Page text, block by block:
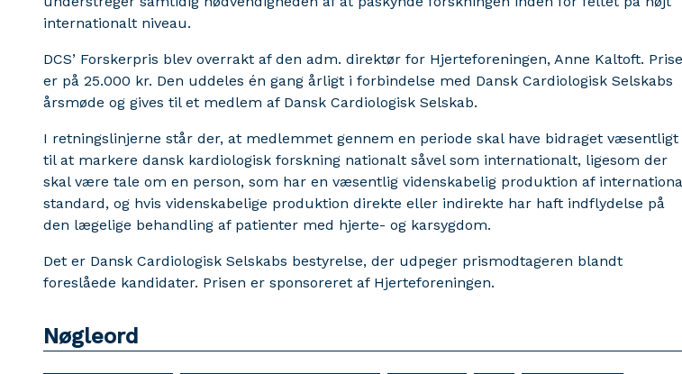
internationalt niveau.
DCS’ Forskerpris blev overrakt af den adm. direktør for Hjerteforeningen, Anne Kaltoft.
er på 25.000 kr. Den uddeles én gang årligt i forbindelse med Dansk Cardiologisk Selskabs
årsmøde og gives til et medlem af Dansk Cardiologisk Selskab.
I retningslinjerne står der, at medlemmet gennem en periode skal have bidraget væsentligt
til at markere dansk kardiologisk forskning nationalt såvel som internationalt, ligesom der
skal være tale om en person, som har en væsentlig videnskabelig produktion af
standard, og hvis videnskabelige produktion direkte eller indirekte har haft indflydelse på
den lægelige behandling af patienter med hjerte- og karsygdom.
Det er Dansk Cardiologisk Selskabs bestyrelse, der udpeger prismodtageren blandt
foreslåede kandidater. Prisen er sponsoreret af Hjerteforeningen.
Nøgleord